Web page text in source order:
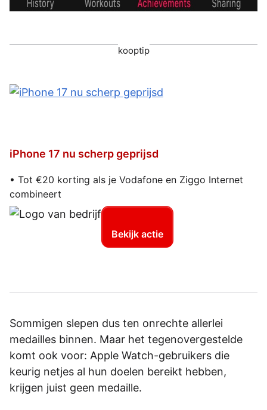
kooptip
iPhone 17 nu scherp geprijsd
• Tot €20 korting als je Vodafone en Ziggo Internet
combineert
Bekijk actie
Sommigen slepen dus ten onrechte allerlei
medailles binnen. Maar het tegenovergestelde
komt ook voor: Apple Watch-gebruikers die
keurig netjes al hun doelen bereikt hebben,
krijgen juist geen medaille.